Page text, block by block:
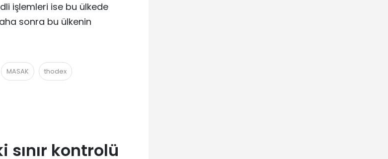
işlemleri ise bu ülkede
sonra bu ülkenin
MASAK thodex
kontrolü